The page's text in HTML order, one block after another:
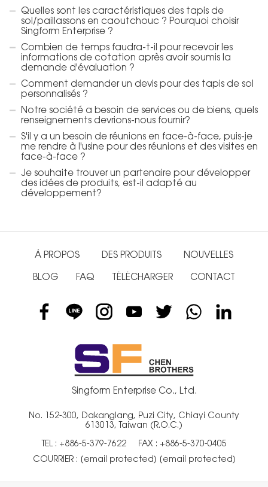
Quelles sont les caractéristiques des tapis de
sol/paillassons en caoutchouc ? Pourquoi choisir
Singform Enterprise ?
Combien de temps faudra-t-il pour recevoir les
informations de cotation après avoir soumis la
demande d'évaluation ?
Comment demander un devis pour des tapis de sol
personnalisés ?
Notre société a besoin de services ou de biens, quels
renseignements devrions-nous fournir?
S'il y a un besoin de réunions en face-à-face, puis-je
me rendre à l'usine pour des réunions et des visites en
face-à-face ?
Je souhaite trouver un partenaire pour développer
des idées de produits, est-il adapté au
développement?
À PROPOS DES PRODUITS NOUVELLES
BLOG FAQ TÉLÉCHARGER CONTACT
Singform Enterprise Co., Ltd.
No. 152-300, Dakanglang, Puzi City, Chiayi County
613013, Taiwan (R.O.C.)
TEL : +886-5-379-7622
FAX : +886-5-370-0405
COURRIER : [email protected] [email protected]